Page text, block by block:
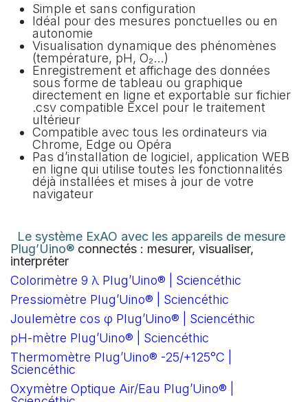
Simple et sans configuration
Idéal pour des mesures ponctuelles ou en
autonomie
Visualisation dynamique des phénomènes
(température, pH, O₂…)
Enregistrement et affichage des données
sous forme de tableau ou graphique
directement en ligne et exportable sur fichier
.csv compatible Excel pour le traitement
ultérieur
Compatible avec tous les ordinateurs via
Chrome, Edge ou Opéra
Pas d’installation de logiciel, application WEB
en ligne qui utilise toutes les fonctionnalités
déjà installées et mises à jour de votre
navigateur
Le système ExAO avec les appareils de mesure
Plug’Uino® connectés : mesurer, visualiser,
interpréter
Colorimètre 9 λ Plug’Uino® | Sciencéthic
Pressiomètre Plug’Uino® | Sciencéthic
Joulemètre cos φ Plug’Uino® | Sciencéthic
pH-mètre Plug’Uino® | Sciencéthic
Thermomètre Plug’Uino® -25/+125°C |
Sciencéthic
Oxymètre Optique Air/Eau Plug’Uino® |